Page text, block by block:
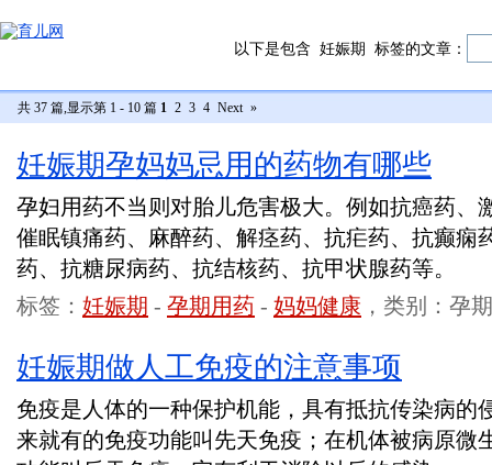
以下是包含 妊娠期 标签的文章：
共 37 篇,显示第 1 - 10 篇 1 2 3 4 Next »
妊娠期孕妈妈忌用的药物有哪些
孕妇用药不当则对胎儿危害极大。例如抗癌药、
催眠镇痛药、麻醉药、解痉药、抗疟药、抗癫痫
药、抗糖尿病药、抗结核药、抗甲状腺药等。
标签： 妊娠期 - 孕期用药 - 妈妈健康 ，类别：孕
妊娠期做人工免疫的注意事项
免疫是人体的一种保护机能，具有抵抗传染病的
来就有的免疫功能叫先天免疫；在机体被病原微